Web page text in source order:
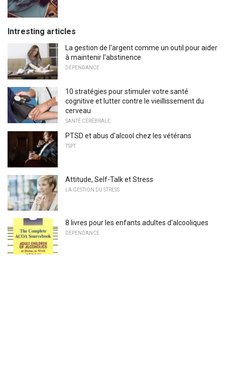
Intresting articles
La gestion de l'argent comme un outil pour aider
à maintenir l'abstinence
DÉPENDANCE
10 stratégies pour stimuler votre santé
cognitive et lutter contre le vieillissement du
cerveau
SANTÉ CÉRÉBRALE
PTSD et abus d'alcool chez les vétérans
TSPT
Attitude, Self-Talk et Stress
LA GESTION DU STRESS
8 livres pour les enfants adultes d'alcooliques
DÉPENDANCE